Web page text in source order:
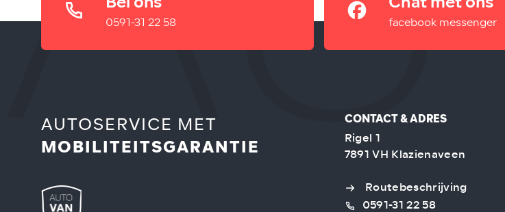
0591-31 22 58 facebook messenger
AUTOSERVICE MET
MOBILITEITSGARANTIE
CONTACT & ADRES
Rigel 1
7891 VH Klazienaveen
Routebeschrijving
0591-31 22 58